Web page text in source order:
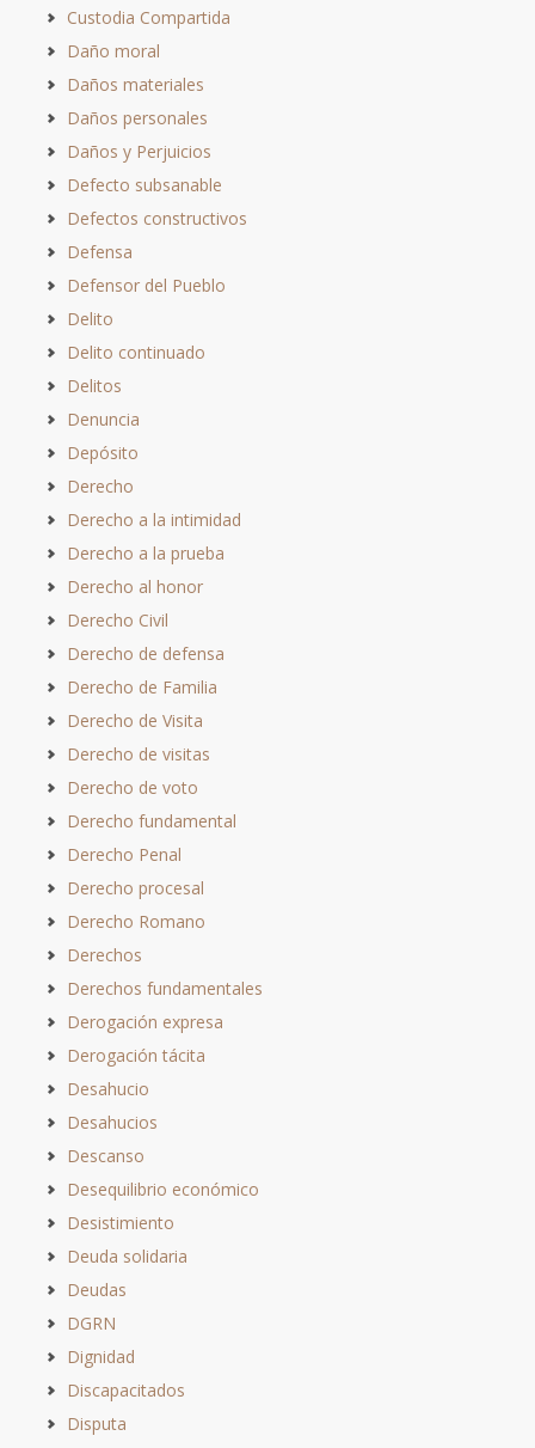
Custodia Compartida
Daño moral
Daños materiales
Daños personales
Daños y Perjuicios
Defecto subsanable
Defectos constructivos
Defensa
Defensor del Pueblo
Delito
Delito continuado
Delitos
Denuncia
Depósito
Derecho
Derecho a la intimidad
Derecho a la prueba
Derecho al honor
Derecho Civil
Derecho de defensa
Derecho de Familia
Derecho de Visita
Derecho de visitas
Derecho de voto
Derecho fundamental
Derecho Penal
Derecho procesal
Derecho Romano
Derechos
Derechos fundamentales
Derogación expresa
Derogación tácita
Desahucio
Desahucios
Descanso
Desequilibrio económico
Desistimiento
Deuda solidaria
Deudas
DGRN
Dignidad
Discapacitados
Disputa